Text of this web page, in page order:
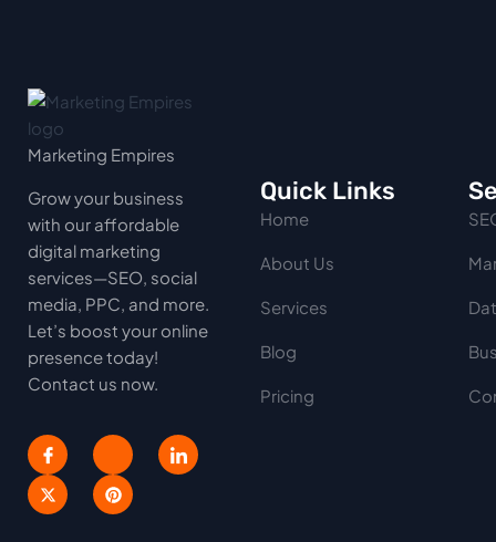
Marketing Empires
Grow your business
with our affordable
digital marketing
services—SEO, social
media, PPC, and more.
Let’s boost your online
presence today!
Contact us now.
Quick Links
Home
About Us
Services
Blog
Pricing